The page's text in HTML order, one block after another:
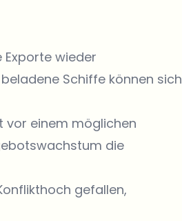
wieder
Schiffe können sich
vor einem möglichen
die
gefallen,